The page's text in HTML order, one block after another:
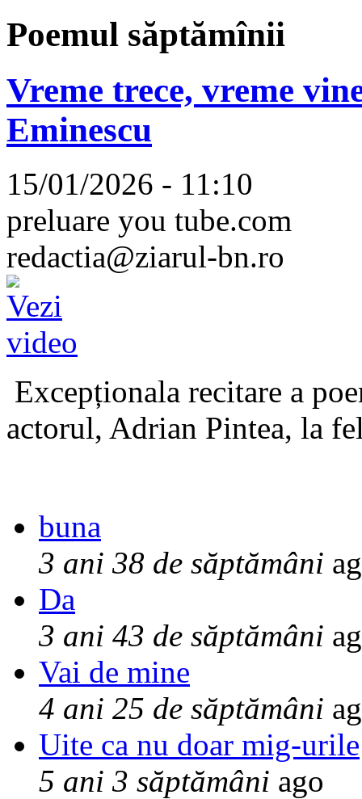
Poemul săptămînii
Vreme trece, vreme
Eminescu
15/01/2026 - 11:10
preluare you tube.com
redactia@ziarul-bn.ro
Excepționala recitare a
actorul, Adrian Pintea, la
buna
3 ani 38 de săptămâni
Da
3 ani 43 de săptămâni
Vai de mine
4 ani 25 de săptămâni
Uite ca nu doar mig-urile
5 ani 3 săptămâni ago